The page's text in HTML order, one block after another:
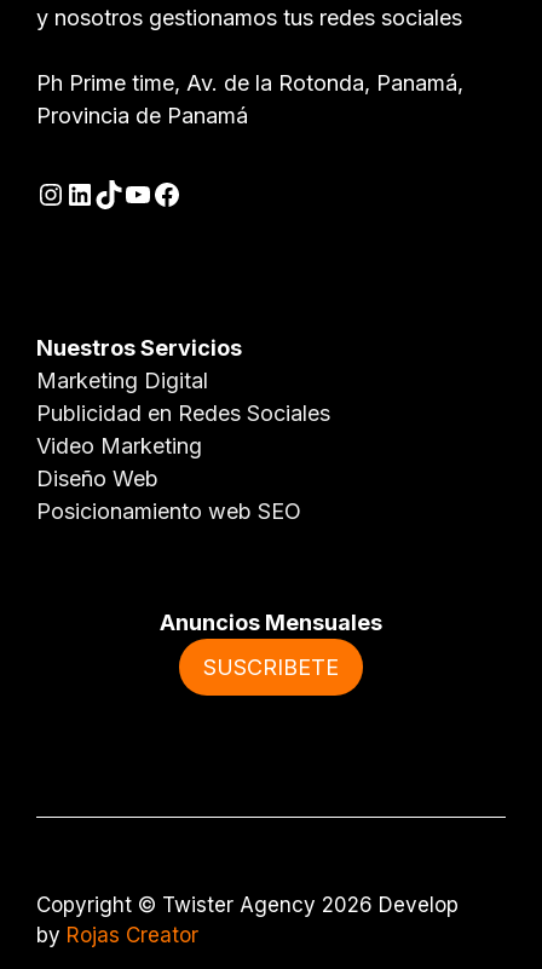
y nosotros gestionamos tus redes sociales
Ph Prime time, Av. de la Rotonda, Panamá,
Provincia de Panamá
Instagram
LinkedIn
TikTok
YouTube
Facebook
Nuestros Servicios
Marketing Digital
Publicidad en Redes Sociales
Video Marketing
Diseño Web
Posicionamiento web SEO
Anuncios Mensuales
SUSCRIBETE
Copyright © Twister Agency 2026 Develop
by Rojas Creator